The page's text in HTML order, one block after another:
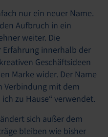
nur ein neuer Name.
Aufbruch in ein
weiter. Die
innerhalb der
Geschäftsideen
Marke wider. Der Name
Verbindung mit dem
zu Hause“ verwendet.
sich außer dem
bleiben wie bisher